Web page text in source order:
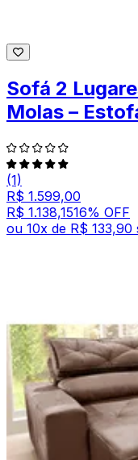
Sofá 2
Molas –
(1)
R$ 1.599,00
R$ 1.138,1516% OFF
ou 10x de R$ 133,90